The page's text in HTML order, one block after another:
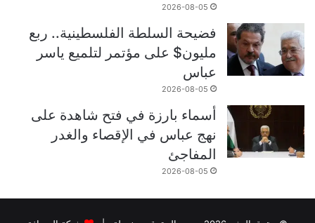
2026-08-05
فضيحة السلطة الفلسطينية.. ربع
مليون$ على مؤتمر لتلميع ياسر
عباس
2026-08-05
أسماء بارزة في فتح شاهدة على
نهج عباس في الإقصاء والغدر
المفاجئ
2026-08-05